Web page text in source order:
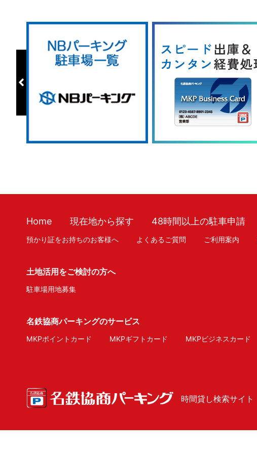
Home 現在地から探す 48時間以上の駐車申請
預かり証をお持ちのお客様へ よくあるご質問 ご利用案内
土地活用をご検討の方へ
駐車場用地募集
名鉄協商パーキングのサービス
MKPポイントカード MKPギフトカード MKPビジネスカード
時間貸し検索サイト